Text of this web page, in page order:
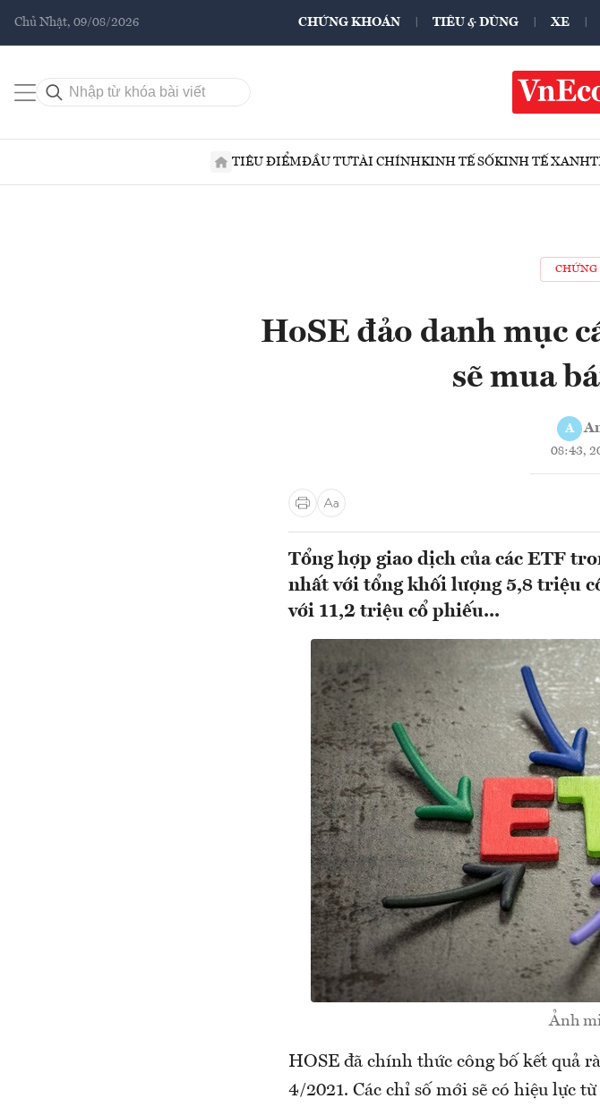
Chủ Nhật, 09/08/2026 CHỨNG KHOÁN TIÊU & DÙNG XE
TIÊU ĐIỂMĐẦU TƯTÀI CHÍNHKINH TẾ SỐKINH TẾ XANH
CHỨNG
HoSE đảo danh mục
sẽ mua
A
08:43,
Tổng hợp giao dịch của các ETF
nhất với tổng khối lượng 5,8 triệu
với 11,2 triệu cổ phiếu...
Ảnh
HOSE đã chính thức công bố kết quả
4/2021. Các chỉ số mới sẽ có hiệu lực